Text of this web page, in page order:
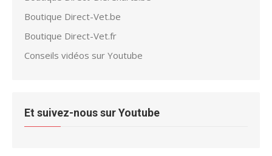
Boutique Direct-Vet.be
Boutique Direct-Vet.fr
Conseils vidéos sur Youtube
Et suivez-nous sur Youtube